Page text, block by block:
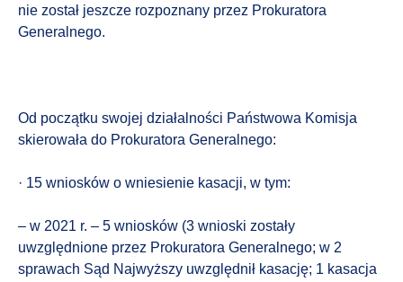
nie został jeszcze rozpoznany przez Prokuratora
Generalnego.
Od początku swojej działalności Państwowa Komisja
skierowała do Prokuratora Generalnego:
· 15 wniosków o wniesienie kasacji, w tym:
– w 2021 r. – 5 wniosków (3 wnioski zostały
uwzględnione przez Prokuratora Generalnego; w 2
sprawach Sąd Najwyższy uwzględnił kasację; 1 kasacja